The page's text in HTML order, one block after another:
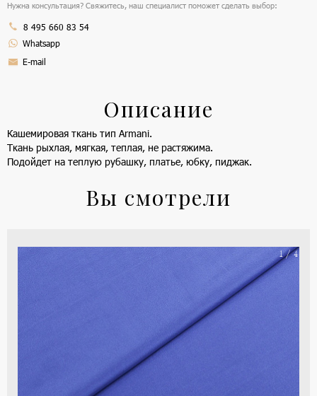
Нужна консультация? Свяжитесь, наш специалист поможет сделать выбор:
8 495 660 83 54
Whatsapp
E-mail
Описание
Кашемировая ткань тип Armani.
Ткань рыхлая, мягкая, теплая, не растяжима.
Подойдет на теплую рубашку, платье, юбку, пиджак.
Вы смотрели
1 / 4